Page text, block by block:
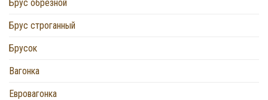
Брус обрезной
Брус строганный
Брусок
Вагонка
Евровагонка